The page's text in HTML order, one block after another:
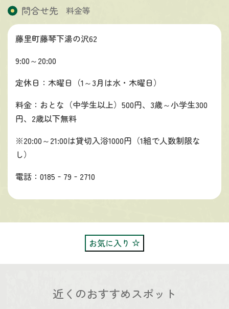
問合せ先 料金等
藤里町藤琴下湯の沢62
9:00～20:00
定休日：木曜日（1～3月は水・木曜日）
料金：おとな（中学生以上）500円、3歳～小学生300
円、2歳以下無料
※20:00～21:00は貸切入浴1000円（1組で人数制限な
し）
電話：0185‐79‐2710
お気に入り
近くのおすすめスポット